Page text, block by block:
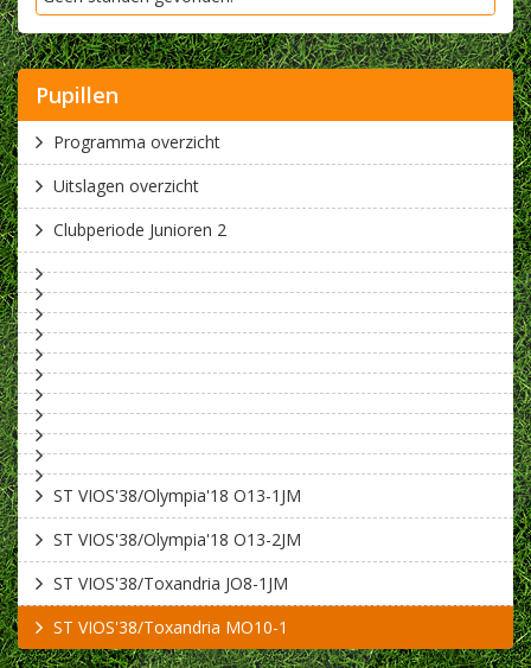
Pupillen
Programma overzicht
Uitslagen overzicht
Clubperiode Junioren 2
ST VIOS'38/Olympia'18 O13-1JM
ST VIOS'38/Olympia'18 O13-2JM
ST VIOS'38/Toxandria JO8-1JM
ST VIOS'38/Toxandria MO10-1